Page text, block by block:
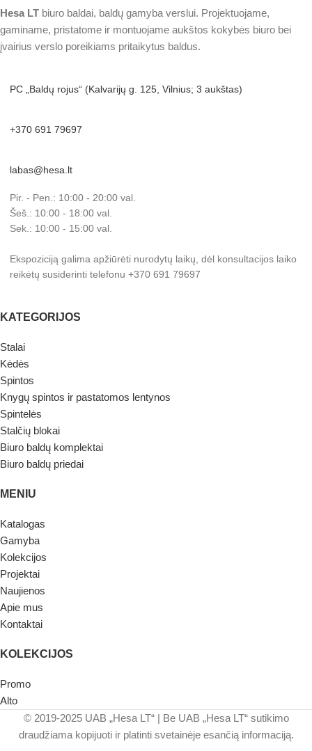
Hesa LT biuro baldai, baldų gamyba verslui. Projektuojame,
gaminame, pristatome ir montuojame aukštos kokybės biuro bei
įvairius verslo poreikiams pritaikytus baldus.
PC „Baldų rojus“ (Kalvarijų g. 125, Vilnius; 3 aukštas)
+370 691 79697
labas@hesa.lt
Pir. - Pen.: 10:00 - 20:00 val.
Šeš.: 10:00 - 18:00 val.
Sek.: 10:00 - 15:00 val.
Ekspoziciją galima apžiūrėti nurodytų laikų, dėl konsultacijos laiko
reikėtų susiderinti telefonu +370 691 79697
KATEGORIJOS
Stalai
Kėdės
Spintos
Knygų spintos ir pastatomos lentynos
Spintelės
Stalčių blokai
Biuro baldų komplektai
Biuro baldų priedai
MENIU
Katalogas
Gamyba
Kolekcijos
Projektai
Naujienos
Apie mus
Kontaktai
KOLEKCIJOS
Promo
Alto
© 2019-2025 UAB „Hesa LT“ | Be UAB „Hesa LT“ sutikimo
draudžiama kopijuoti ir platinti svetainėje esančią informaciją.